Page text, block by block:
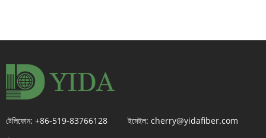
টেলিফোন: +86-519-83766128 ইমেইল: cherry@yidafiber.com